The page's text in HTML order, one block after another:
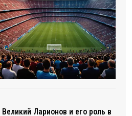
Великий Ларионов и его роль в